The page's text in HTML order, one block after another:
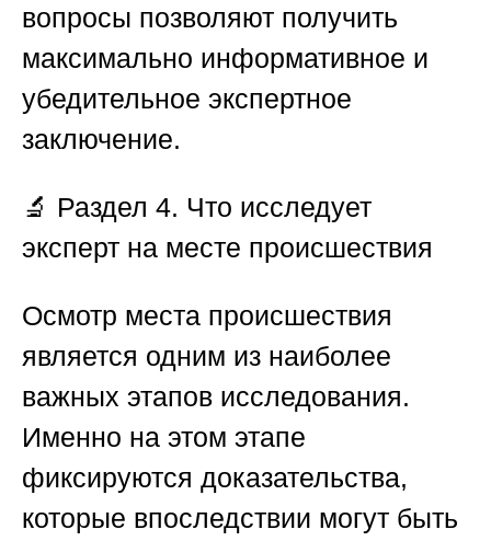
вопросы позволяют получить
максимально информативное и
убедительное экспертное
заключение.
🔬 Раздел 4. Что исследует
эксперт на месте происшествия
Осмотр места происшествия
является одним из наиболее
важных этапов исследования.
Именно на этом этапе
фиксируются доказательства,
которые впоследствии могут быть